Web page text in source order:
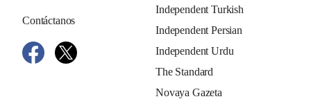
Contáctanos
Independent Turkish
Independent Persian
Independent Urdu
The Standard
Novaya Gazeta